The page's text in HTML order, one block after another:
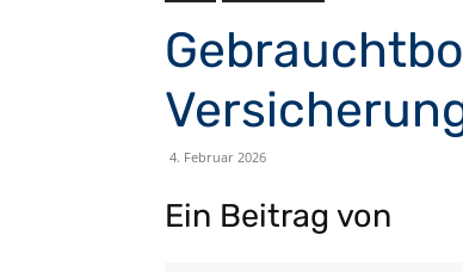
4. Februar 2026
Ein Beitrag von